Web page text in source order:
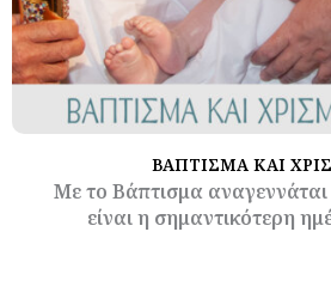
ΒΑΠΤΙΣΜΑ ΚΑΙ
Με το Βάπτισμα
είναι η σημαντικότερη